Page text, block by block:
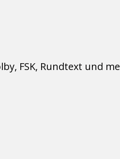
FSK, Rundtext und